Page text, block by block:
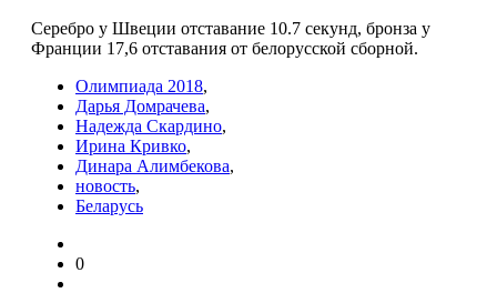
Серебро у Швеции отставание 10.7 секунд, бронза у
Франции 17,6 отставания от белорусской сборной.
Олимпиада 2018,
Дарья Домрачева,
Надежда Скардино,
Ирина Кривко,
Динара Алимбекова,
новость,
Беларусь
0